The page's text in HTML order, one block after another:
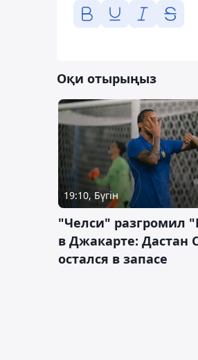
Оқи отырыңыз
19:10, Бүгін
"Челси" разгромил
в Джакарте: Дастан
остался в запасе